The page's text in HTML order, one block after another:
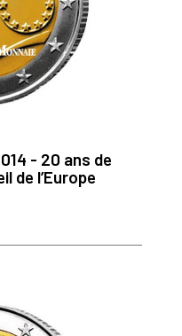
- 20 ans de
de l’Europe